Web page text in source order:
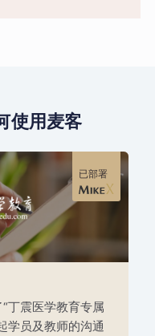
使用麦客
已部署
丁震医学教育专属
学员及教师的沟通